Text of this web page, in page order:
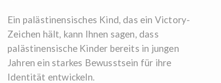
Ein palästinensisches Kind, das ein Victory-
Zeichen hält, kann Ihnen sagen, dass
palästinensische Kinder bereits in jungen
Jahren ein starkes Bewusstsein für ihre
Identität entwickeln.